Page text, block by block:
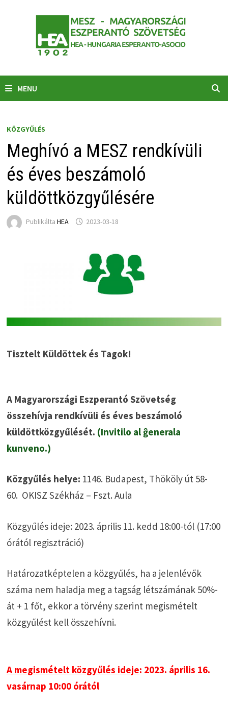
MENU
KÖZGYŰLÉS
Meghívó a MESZ rendkívüli
és éves beszámoló
küldöttközgyűlésére
Publikálta HEA 2023-03-18
Tisztelt Küldöttek és Tagok!
A Magyarországi Eszperantó Szövetség
összehívja rendkívüli és éves beszámoló
küldöttközgyűlését. (Invitilo al ĝenerala
kunveno.)
Közgyűlés helye: 1146. Budapest, Thököly út 58-
60. OKISZ Székház – Fszt. Aula
Közgyűlés ideje: 2023. április 11. kedd 18:00-tól (17:00
órától regisztráció)
Határozatképtelen a közgyűlés, ha a jelenlévők
száma nem haladja meg a tagság létszámának 50%-
át + 1 főt, ekkor a törvény szerint megismételt
közgyűlést kell összehívni.
A megismételt közgyűlés ideje: 2023. április 16.
vasárnap 10:00 órától